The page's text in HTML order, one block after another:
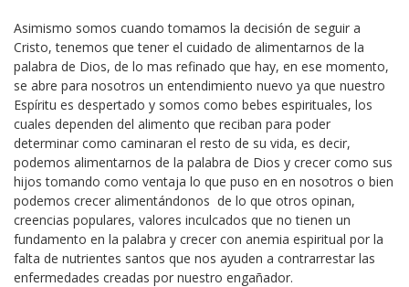
Asimismo somos cuando tomamos la decisión de seguir a
Cristo, tenemos que tener el cuidado de alimentarnos de la
palabra de Dios, de lo mas refinado que hay, en ese momento,
se abre para nosotros un entendimiento nuevo ya que nuestro
Espíritu es despertado y somos como bebes espirituales, los
cuales dependen del alimento que reciban para poder
determinar como caminaran el resto de su vida, es decir,
podemos alimentarnos de la palabra de Dios y crecer como sus
hijos tomando como ventaja lo que puso en en nosotros o bien
podemos crecer alimentándonos de lo que otros opinan,
creencias populares, valores inculcados que no tienen un
fundamento en la palabra y crecer con anemia espiritual por la
falta de nutrientes santos que nos ayuden a contrarrestar las
enfermedades creadas por nuestro engañador.